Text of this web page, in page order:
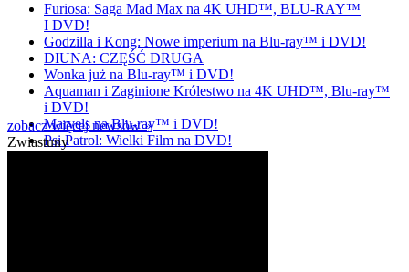
Furiosa: Saga Mad Max na 4K UHD™, BLU-RAY™
I DVD!
Godzilla i Kong: Nowe imperium na Blu-ray™ i DVD!
DIUNA: CZĘŚĆ DRUGA
Wonka już na Blu-ray™ i DVD!
Aquaman i Zaginione Królestwo na 4K UHD™, Blu-ray™
i DVD!
Marvels na Blu-ray™ i DVD!
Psi Patrol: Wielki Film na DVD!
zobacz więcej newsów »
Zwiastuny